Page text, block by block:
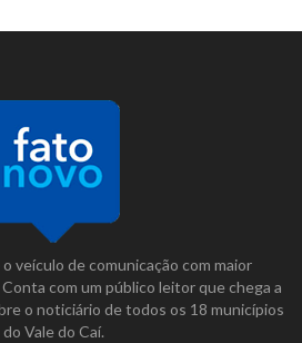
veículo de comunicação com maior
com um público leitor que chega a
o noticiário de todos os 18 municípios
do Vale do Caí.